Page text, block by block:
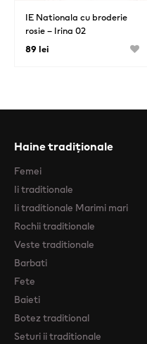
IE Nationala cu broderie
rosie – Irina 02
89 lei
Haine tradiționale
Femei
Ii traditionale
Ii traditionale Marimi mari
Rochii traditionale
Veste traditionale
Barbati
Fete
Baieti
Botez traditional
Seturi ii traditionale